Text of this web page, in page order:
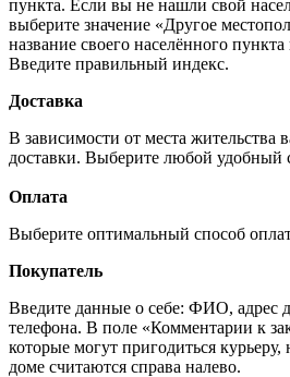
пункта. Если вы не нашли свой
выберите значение «Другое
название своего населённого
Введите правильный индекс.
Доставка
В зависимости от места жительства
доставки. Выберите любой удобный
Оплата
Выберите оптимальный способ
Покупатель
Введите данные о себе: ФИО, адрес
телефона. В поле «Комментарии к
которые могут пригодиться
доме считаются справа налево.